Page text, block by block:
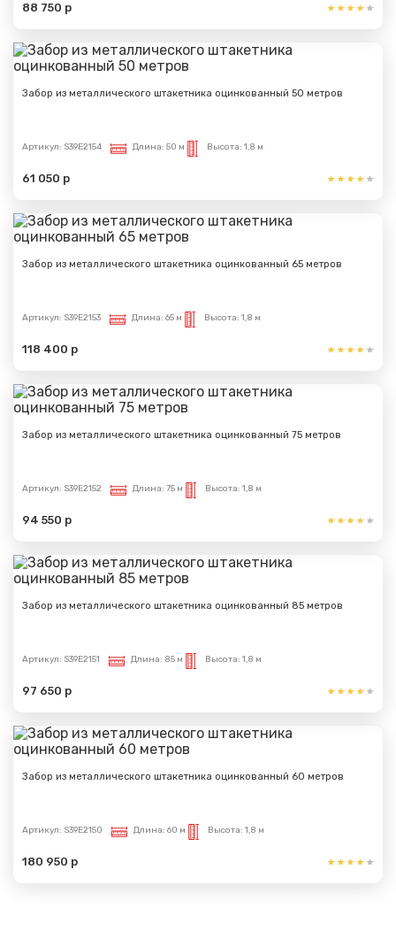
88 750 р
Забор из металлического штакетника оцинкованный 50 метров
Артикул: S39E2154 Длина: 50 м Высота: 1,8 м
61 050 р
Забор из металлического штакетника оцинкованный 65 метров
Артикул: S39E2153 Длина: 65 м Высота: 1,8 м
118 400 р
Забор из металлического штакетника оцинкованный 75 метров
Артикул: S39E2152 Длина: 75 м Высота: 1,8 м
94 550 р
Забор из металлического штакетника оцинкованный 85 метров
Артикул: S39E2151 Длина: 85 м Высота: 1,8 м
97 650 р
Забор из металлического штакетника оцинкованный 60 метров
Артикул: S39E2150 Длина: 60 м Высота: 1,8 м
180 950 р